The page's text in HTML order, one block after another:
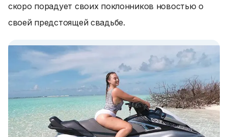
скоро порадует своих поклонников новостью о
своей предстоящей свадьбе.